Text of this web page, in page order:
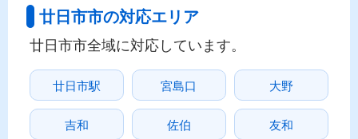
廿日市市の対応エリア
廿日市市全域に対応しています。
廿日市駅 宮島口 大野
吉和 佐伯 友和